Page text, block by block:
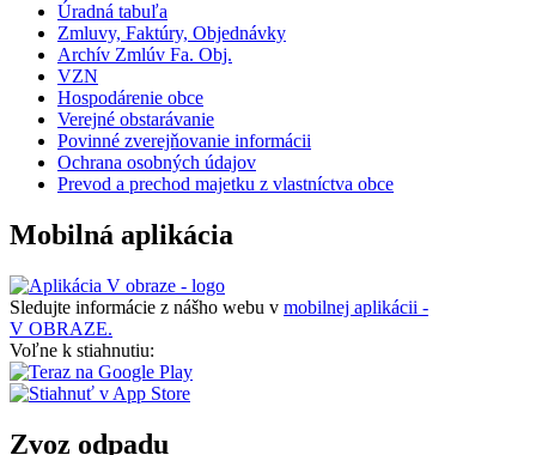
Úradná tabuľa
Zmluvy, Faktúry, Objednávky
Archív Zmlúv Fa. Obj.
VZN
Hospodárenie obce
Verejné obstarávanie
Povinné zverejňovanie informácii
Ochrana osobných údajov
Prevod a prechod majetku z vlastníctva obce
Mobilná aplikácia
Sledujte informácie z nášho webu v mobilnej aplikácii -
V OBRAZE.
Voľne k stiahnutiu:
Zvoz odpadu